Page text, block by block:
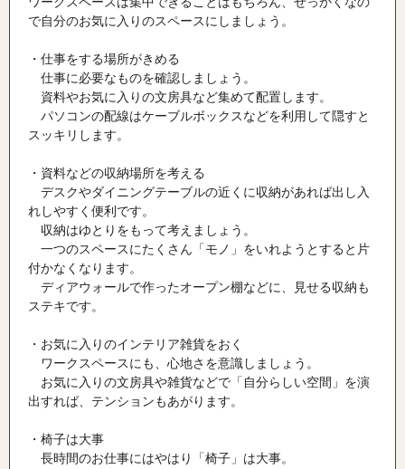
で自分のお気に入りのスペースにしましょう。
・仕事をする場所がきめる
仕事に必要なものを確認しましょう。
資料やお気に入りの文房具など集めて配置します。
パソコンの配線はケーブルボックスなどを利用して隠すと
スッキリします。
・資料などの収納場所を考える
デスクやダイニングテーブルの近くに収納があれば出し入
れしやすく便利です。
収納はゆとりをもって考えましょう。
一つのスペースにたくさん「モノ」をいれようとすると片
付かなくなります。
ディアウォールで作ったオープン棚などに、見せる収納も
ステキです。
・お気に入りのインテリア雑貨をおく
ワークスペースにも、心地さを意識しましょう。
お気に入りの文房具や雑貨などで「自分らしい空間」を演
出すれば、テンションもあがります。
・椅子は大事
長時間のお仕事にはやはり「椅子」は大事。